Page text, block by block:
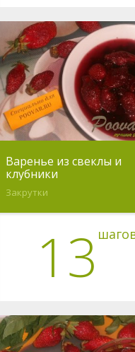
Варенье из свеклы и
клубники
Закрутки
13